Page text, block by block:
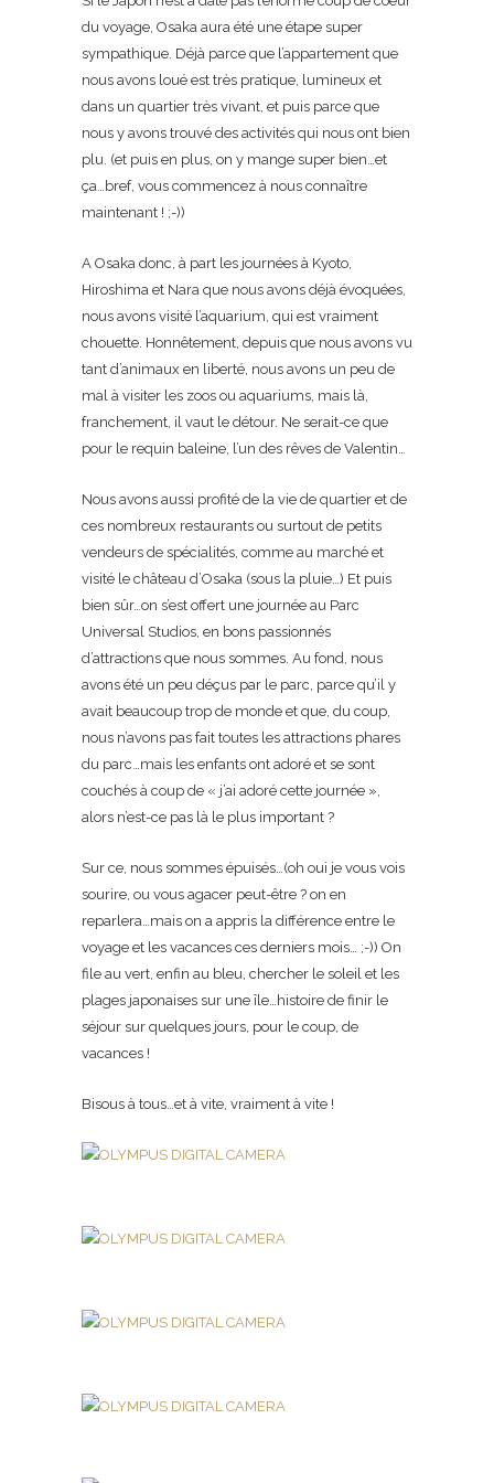
du voyage, Osaka aura été une étape super
sympathique. Déjà parce que l’appartement que
nous avons loué est très pratique, lumineux et
dans un quartier très vivant, et puis parce que
nous y avons trouvé des activités qui nous ont bien
plu. (et puis en plus, on y mange super bien…et
ça…bref, vous commencez à nous connaître
maintenant ! ;-))
A Osaka donc, à part les journées à Kyoto,
Hiroshima et Nara que nous avons déjà évoquées,
nous avons visité l’aquarium, qui est vraiment
chouette. Honnêtement, depuis que nous avons vu
tant d’animaux en liberté, nous avons un peu de
mal à visiter les zoos ou aquariums, mais là,
franchement, il vaut le détour. Ne serait-ce que
pour le requin baleine, l’un des rêves de Valentin…
Nous avons aussi profité de la vie de quartier et de
ces nombreux restaurants ou surtout de petits
vendeurs de spécialités, comme au marché et
visité le château d’Osaka (sous la pluie…) Et puis
bien sûr…on s’est offert une journée au Parc
Universal Studios, en bons passionnés
d’attractions que nous sommes. Au fond, nous
avons été un peu déçus par le parc, parce qu’il y
avait beaucoup trop de monde et que, du coup,
nous n’avons pas fait toutes les attractions phares
du parc…mais les enfants ont adoré et se sont
couchés à coup de « j’ai adoré cette journée »,
alors n’est-ce pas là le plus important ?
Sur ce, nous sommes épuisés…(oh oui je vous vois
sourire, ou vous agacer peut-être ? on en
reparlera…mais on a appris la différence entre le
voyage et les vacances ces derniers mois… ;-)) On
file au vert, enfin au bleu, chercher le soleil et les
plages japonaises sur une île…histoire de finir le
séjour sur quelques jours, pour le coup, de
vacances !
Bisous à tous…et à vite, vraiment à vite !